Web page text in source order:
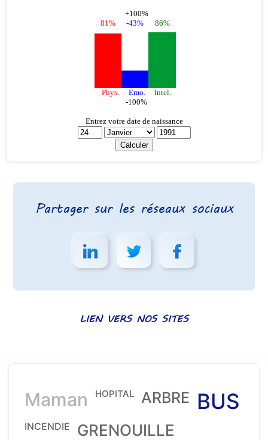
Partager sur les réseaux sociaux
LIEN VERS NOS SITES
Maman HOPITAL ARBRE BUS
INCENDIE GRENOUILLE